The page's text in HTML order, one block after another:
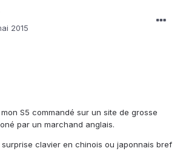
2015
S5 commandé sur un site de grosse
par un marchand anglais.
clavier en chinois ou japonnais bref